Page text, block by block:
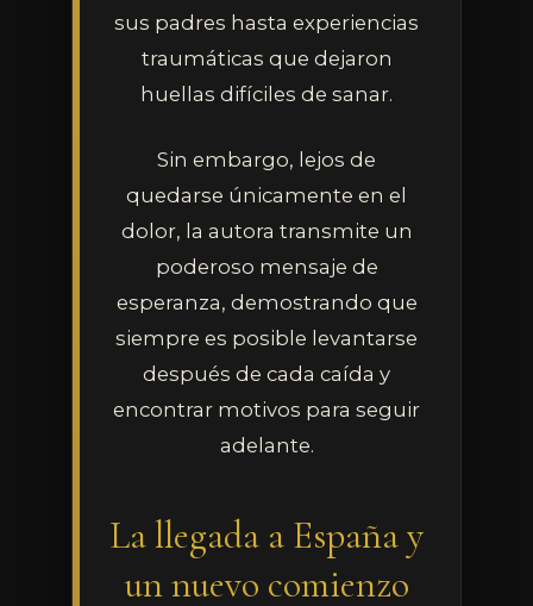
sus padres hasta experiencias
traumáticas que dejaron
huellas difíciles de sanar.
Sin embargo, lejos de
quedarse únicamente en el
dolor, la autora transmite un
poderoso mensaje de
esperanza, demostrando que
siempre es posible levantarse
después de cada caída y
encontrar motivos para seguir
adelante.
La llegada a España y
un nuevo comienzo